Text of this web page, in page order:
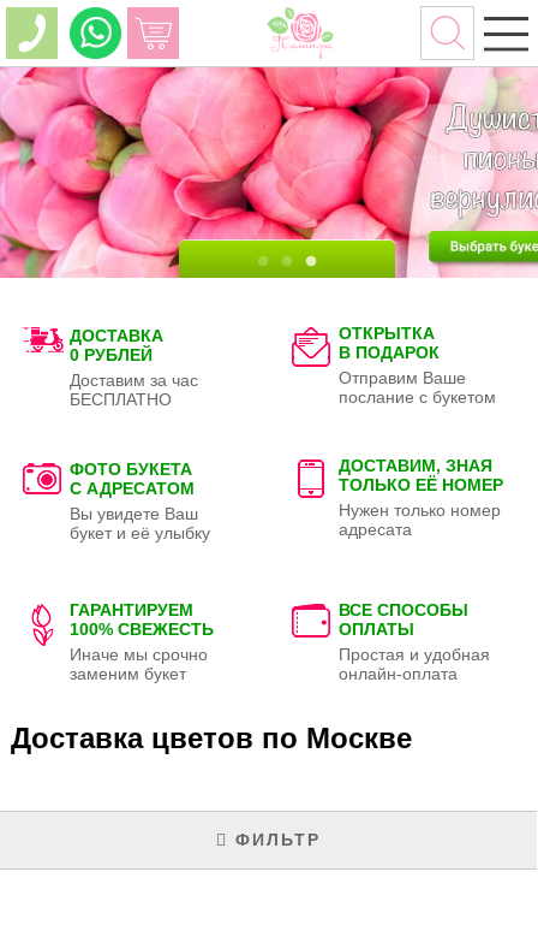
ДОСТАВКА
0 РУБЛЕЙ
Доставим за час
БЕСПЛАТНО
ОТКРЫТКА
В ПОДАРОК
Отправим Ваше
послание с букетом
ФОТО БУКЕТА
С АДРЕСАТОМ
Вы увидете Ваш
букет и её улыбку
ДОСТАВИМ, ЗНАЯ
ТОЛЬКО ЕЁ НОМЕР
Нужен только номер
адресата
ГАРАНТИРУЕМ
100% СВЕЖЕСТЬ
Иначе мы срочно
заменим букет
ВСЕ СПОСОБЫ
ОПЛАТЫ
Простая и удобная
онлайн-оплата
Доставка цветов по Москве
ФИЛЬТР